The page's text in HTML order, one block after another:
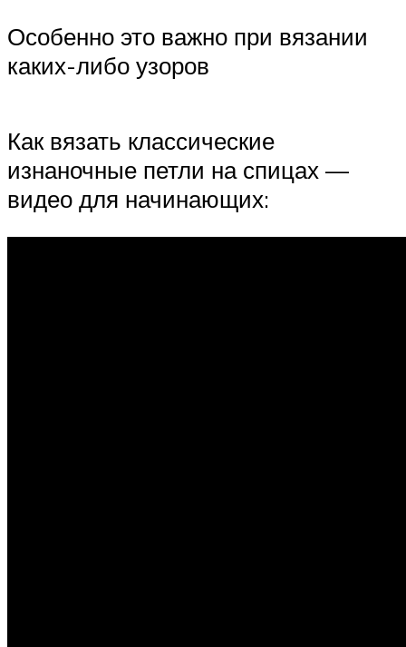
Особенно это важно при вязании
каких-либо узоров
Как вязать классические
изнаночные петли на спицах —
видео для начинающих: